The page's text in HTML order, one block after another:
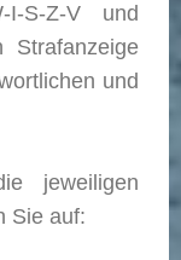
S-Z-V und
Strafanzeige
und
jeweiligen
Sie auf: